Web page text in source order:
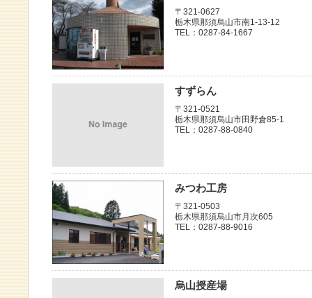
〒321-0627
栃木県那須烏山市南1-13-12
TEL：0287-84-1667
すずらん
〒321-0521
栃木県那須烏山市田野倉85-1
TEL：0287-88-0840
みつわ工房
〒321-0503
栃木県那須烏山市月次605
TEL：0287-88-9016
烏山授産場